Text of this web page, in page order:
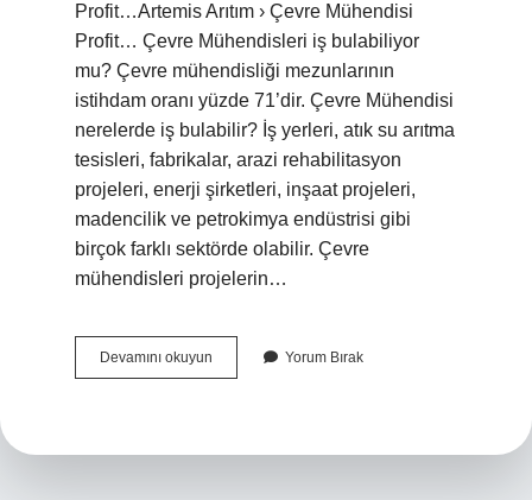
Profit…Artemis Arıtım › Çevre Mühendisi
Profit… Çevre Mühendisleri iş bulabiliyor
mu? Çevre mühendisliği mezunlarının
istihdam oranı yüzde 71’dir. Çevre Mühendisi
nerelerde iş bulabilir? İş yerleri, atık su arıtma
tesisleri, fabrikalar, arazi rehabilitasyon
projeleri, enerji şirketleri, inşaat projeleri,
madencilik ve petrokimya endüstrisi gibi
birçok farklı sektörde olabilir. Çevre
mühendisleri projelerin…
Devamını okuyun
Mühendisliği
Yorum Bırak